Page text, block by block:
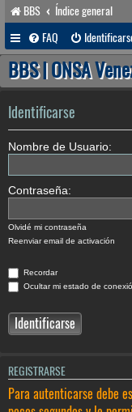
BBS
Índice general
FAQ
BBS | ONSA
Identificarse
Nombre de Usuario:
Contraseña:
Olvidé mi contraseña
Reenviar email de activación
Recordar
Ocultar mi estado de
REGISTRARSE
Para autenticarse debe